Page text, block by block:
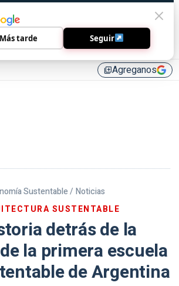
library_addAgreganos
Sustentable / Noticias
SUSTENTABLE
detrás de la
la primera escuela
de Argentina
Más tarde Seguir